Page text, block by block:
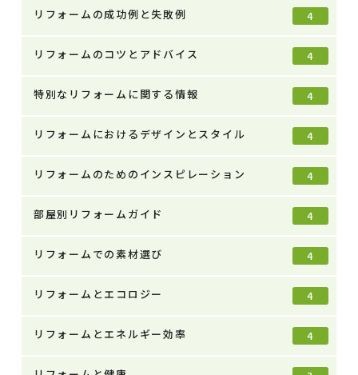
リフォームの成功例と失敗例 4
リフォームのコツとアドバイス 4
特別なリフォームに関する情報 4
リフォームにおけるデザインとスタイル 4
リフォームのためのインスピレーション 4
部屋別リフォームガイド 4
リフォームでの素材選び 4
リフォームとエコロジー 4
リフォームとエネルギー効率 4